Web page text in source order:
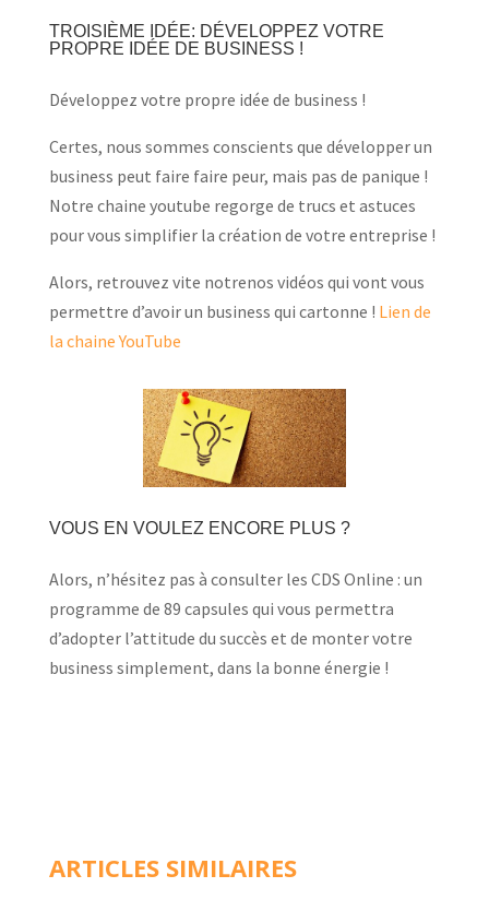
TROISIÈME IDÉE: DÉVELOPPEZ VOTRE
PROPRE IDÉE DE BUSINESS !
Développez votre propre idée de business !
Certes, nous sommes conscients que développer un
business peut faire faire peur, mais pas de panique !
Notre chaine youtube regorge de trucs et astuces
pour vous simplifier la création de votre entreprise !
Alors, retrouvez vite notrenos vidéos qui vont vous
permettre d’avoir un business qui cartonne ! Lien de
la chaine YouTube
VOUS EN VOULEZ ENCORE PLUS ?
Alors, n’hésitez pas à consulter les CDS Online : un
programme de 89 capsules qui vous permettra
d’adopter l’attitude du succès et de monter votre
business simplement, dans la bonne énergie !
ARTICLES SIMILAIRES